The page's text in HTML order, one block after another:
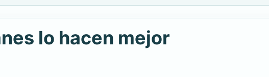
lo hacen mejor